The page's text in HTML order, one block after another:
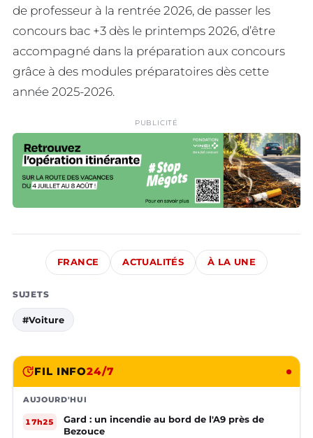
de professeur à la rentrée 2026, de passer les
concours bac +3 dès le printemps 2026, d’être
accompagné dans la préparation aux concours
grâce à des modules préparatoires dès cette
année 2025-2026.
PUBLICITÉ
FRANCE ACTUALITÉS À LA UNE
SUJETS
#Voiture
FIL INFO24/7
AUJOURD'HUI
17h25
Gard : un incendie au bord de l'A9 près de
Bezouce